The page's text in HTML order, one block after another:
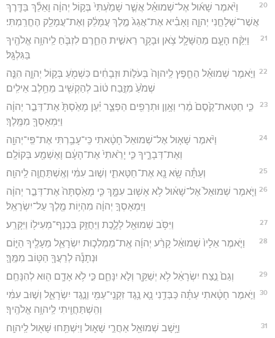
20
וַיֹּ֨אמֶר שָׁא֜וּל אֶל־שְׁמוּאֵ֗ל אֲשֶׁ֤ר שָׁמַ֙עְתִּי֙ בְּק֣וֹל יְהוָ֔ה וָאֵלֵ֕ךְ בַּדֶּ֖רֶךְ
אֲשֶׁר־שְׁלָחַ֣נִי יְהוָ֑ה וָאָבִ֗יא אֶת־אֲגַג֙ מֶ֣לֶךְ עֲמָלֵ֔ק וְאֶת־עֲמָלֵ֖ק הֶחֱרַֽמְתִּי׃
21
וַיִּקַּ֨ח הָעָ֧ם מֵהַשָּׁלָ֛ל צֹ֥אן וּבָקָ֖ר רֵאשִׁ֣ית הַחֵ֑רֶם לִזְבֹּ֛חַ לַֽיהוָ֥ה אֱלֹהֶ֖יךָ
בַּגִּלְגָּֽל׃
22
וַיֹּ֣אמֶר שְׁמוּאֵ֗ל הַחֵ֤פֶץ לַֽיהוָה֙ בְּעֹל֣וֹת וּזְבָחִ֔ים כִּשְׁמֹ֖עַ בְּק֣וֹל יְהוָ֑ה הִנֵּ֤ה
שְׁמֹ֙עַ֙ מִזֶּ֣בַח ט֔וֹב לְהַקְשִׁ֖יב מֵחֵ֥לֶב אֵילִֽים׃
23
כִּ֤י חַטַּאת־קֶ֙סֶם֙ מֶ֔רִי וְאָ֥וֶן וּתְרָפִ֖ים הַפְצַ֑ר יַ֗עַן מָאַ֙סְתָּ֙ אֶת־דְּבַ֣ר יְהוָ֔ה
וַיִּמְאָסְךָ֖ מִמֶּֽלֶךְ׃
24
וַיֹּ֨אמֶר שָׁא֤וּל אֶל־שְׁמוּאֵל֙ חָטָ֔אתִי כִּֽי־עָבַ֥רְתִּי אֶת־פִּֽי־יְהוָ֖ה
וְאֶת־דְּבָרֶ֑יךָ כִּ֤י יָרֵ֙אתִי֙ אֶת־הָעָ֔ם וָאֶשְׁמַ֖ע בְּקוֹלָֽם׃
25 וְעַתָּ֕ה שָׂ֥א נָ֖א אֶת־חַטָּאתִ֑י וְשׁ֣וּב עִמִּ֔י וְאֶֽשְׁתַּחֲוֶ֖ה לַֽיהוָֽה׃
26 וַיֹּ֤אמֶר שְׁמוּאֵל֙ אֶל־שָׁא֔וּל לֹ֥א אָשׁ֖וּב עִמָּ֑ךְ כִּ֤י מָאַ֙סְתָּה֙ אֶת־דְּבַ֣ר יְהוָ֔ה
וַיִּמְאָסְךָ֣ יְהוָ֔ה מִהְי֥וֹת מֶ֖לֶךְ עַל־יִשְׂרָאֵֽל׃
27 וַיִּסֹּ֥ב שְׁמוּאֵ֖ל לָלֶ֑כֶת וַיַּחֲזֵ֥ק בִּכְנַף־מְעִיל֖וֹ וַיִּקָּרַֽע׃
28
וַיֹּ֤אמֶר אֵלָיו֙ שְׁמוּאֵ֔ל קָרַ֨ע יְהוָ֜ה אֶֽת־מַמְלְכ֧וּת יִשְׂרָאֵ֛ל מֵעָלֶ֖יךָ הַיּ֑וֹם
וּנְתָנָ֕הּ לְרֵעֲךָ֖ הַטּ֥וֹב מִמֶּֽךָּ׃
29 וְגַם֙ נֵ֣צַח יִשְׂרָאֵ֔ל לֹ֥א יְשַׁקֵּ֖ר וְלֹ֣א יִנָּחֵ֑ם כִּ֣י לֹ֥א אָדָ֛ם ה֖וּא לְהִנָּחֵֽם׃
30
וַיֹּ֣אמֶר חָטָ֔אתִי עַתָּ֗ה כַּבְּדֵ֥נִי נָ֛א נֶ֥גֶד זִקְנֵֽי־עַמִּ֖י וְנֶ֣גֶד יִשְׂרָאֵ֑ל וְשׁ֣וּב עִמִּ֔י
וְהִֽשְׁתַּחֲוֵ֖יתִי לַֽיהוָ֥ה אֱלֹהֶֽיךָ׃
31 וַיָּ֥שָׁב שְׁמוּאֵ֖ל אַחֲרֵ֣י שָׁא֑וּל וַיִּשְׁתַּ֥חוּ שָׁא֖וּל לַֽיהוָֽה׃